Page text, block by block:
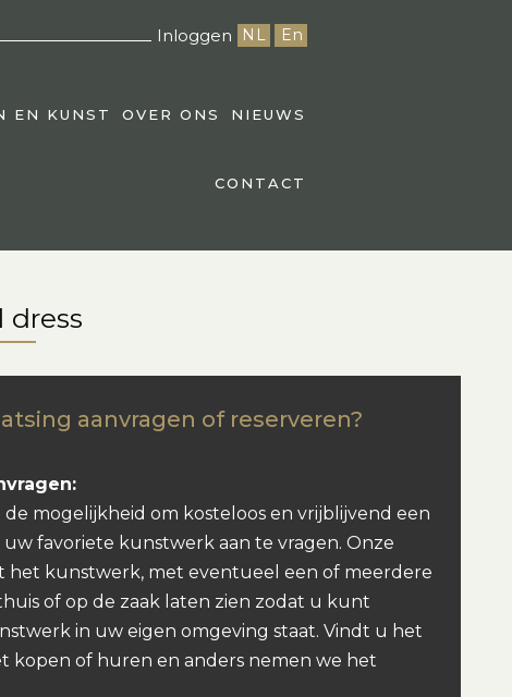
Inloggen NL En
EN KUNST OVER ONS NIEUWS
CONTACT
dress
aanvragen of reserveren?
mogelijkheid om kosteloos en vrijblijvend een
favoriete kunstwerk aan te vragen. Onze
het kunstwerk, met eventueel een of meerdere
of op de zaak laten zien zodat u kunt
in uw eigen omgeving staat. Vindt u het
kopen of huren en anders nemen we het